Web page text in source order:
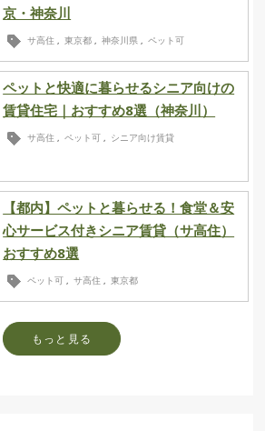
京・神奈川
サ高住 , 東京都 , 神奈川県 , ペット可
ペットと快適に暮らせるシニア向けの
賃貸住宅｜おすすめ8選（神奈川）
サ高住 , ペット可 , シニア向け賃貸
【都内】ペットと暮らせる！食堂＆安
心サービス付きシニア賃貸（サ高住）
おすすめ8選
ペット可 , サ高住 , 東京都
もっと見る